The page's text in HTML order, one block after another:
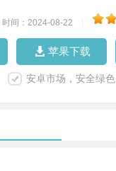
时间：2024-08-22
苹果下载
安卓市场，安全绿色